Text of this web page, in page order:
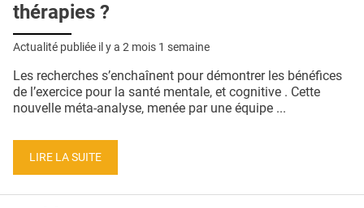
thérapies ?
Actualité publiée il y a 2 mois 1 semaine
Les recherches s’enchaînent pour démontrer les bénéfices
de l’exercice pour la santé mentale, et cognitive . Cette
nouvelle méta-analyse, menée par une équipe ...
LIRE LA SUITE